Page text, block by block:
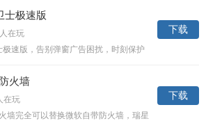
士极速版
人在玩
极速版，告别弹窗广告困扰，时刻保护
下载
火墙
在玩
墙完全可以替换微软自带防火墙，瑞星
下载